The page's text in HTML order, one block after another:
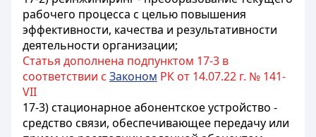
рабочего процесса с целью повышения
эффективности, качества и результативности
деятельности организации;
Статья дополнена подпунктом 17-3 в
соответствии с Законом РК от 14.07.22 г. № 141-
VII
17-3) стационарное абонентское устройство -
средство связи, обеспечивающее передачу или